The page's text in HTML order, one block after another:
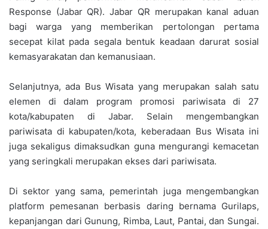
Response (Jabar QR). Jabar QR merupakan kanal aduan
bagi warga yang memberikan pertolongan pertama
secepat kilat pada segala bentuk keadaan darurat sosial
kemasyarakatan dan kemanusiaan.
Selanjutnya, ada Bus Wisata yang merupakan salah satu
elemen di dalam program promosi pariwisata di 27
kota/kabupaten di Jabar. Selain mengembangkan
pariwisata di kabupaten/kota, keberadaan Bus Wisata ini
juga sekaligus dimaksudkan guna mengurangi kemacetan
yang seringkali merupakan ekses dari pariwisata.
Di sektor yang sama, pemerintah juga mengembangkan
platform pemesanan berbasis daring bernama Gurilaps,
kepanjangan dari Gunung, Rimba, Laut, Pantai, dan Sungai.